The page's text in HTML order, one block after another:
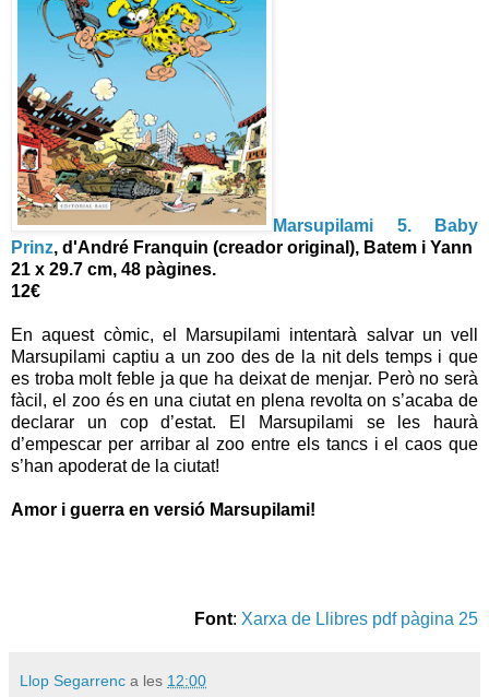
Marsupilami 5. Baby
Prinz, d'André Franquin (creador original), Batem i Yann
21 x 29.7 cm, 48 pàgines.
12€
En aquest còmic, el Marsupilami intentarà salvar un vell
Marsupilami captiu a un zoo des de la nit dels temps i que
es troba molt feble ja que ha deixat de menjar. Però no serà
fàcil, el zoo és en una ciutat en plena revolta on s’acaba de
declarar un cop d’estat. El Marsupilami se les haurà
d’empescar per arribar al zoo entre els tancs i el caos que
s’han apoderat de la ciutat!
Amor i guerra en versió Marsupilami!
Font: Xarxa de Llibres pdf pàgina 25
Llop Segarrenc a les 12:00